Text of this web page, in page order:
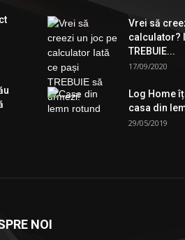
Vrei să
calculator?
TREBUIE...
17/09/2020
Log Home
casa din
29/05/2019
NOI